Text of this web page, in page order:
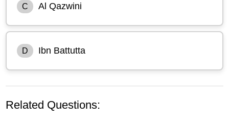
C Al Qazwini
D Ibn Battutta
Related Questions: